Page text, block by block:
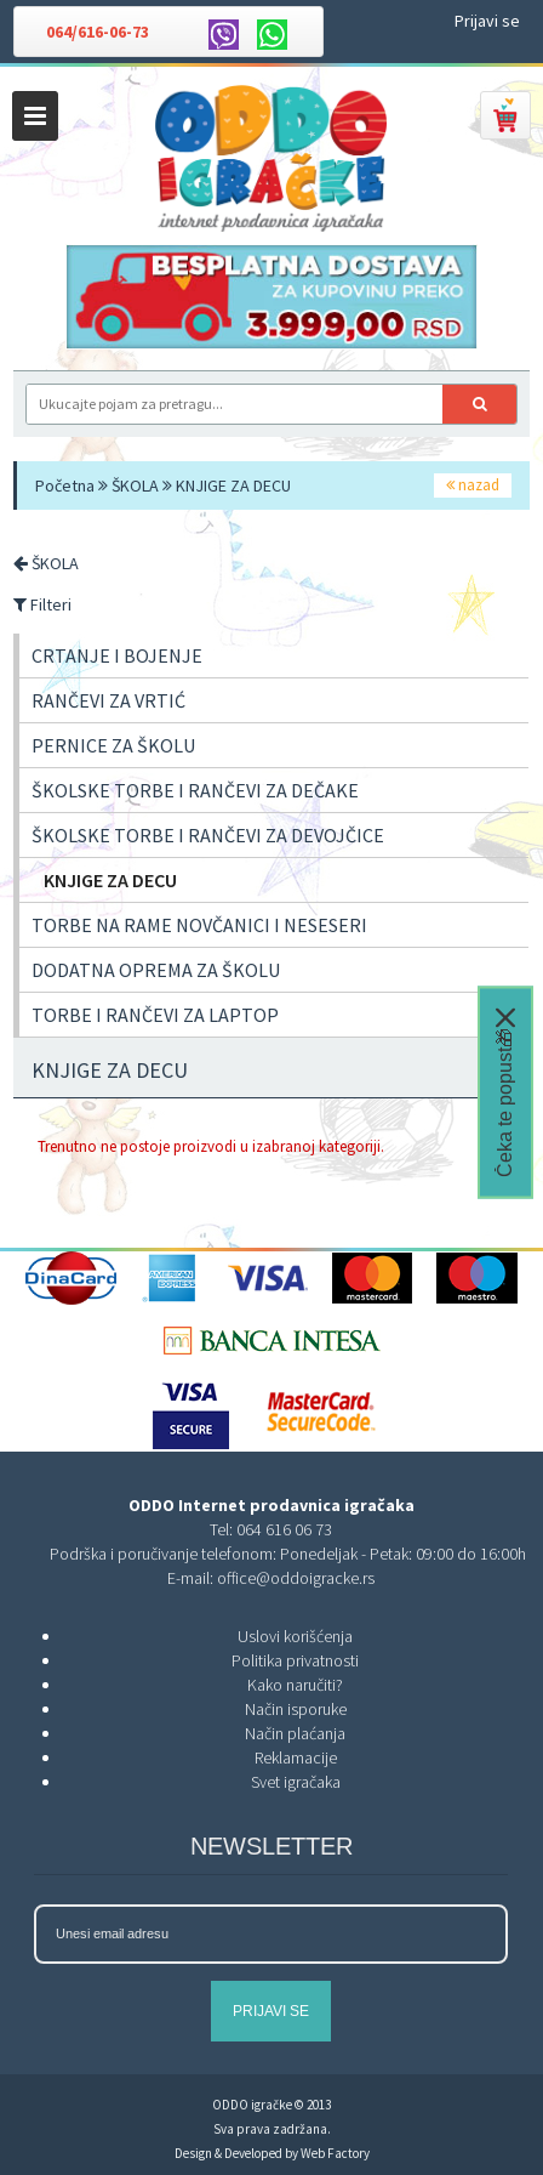
064/616-06-73 Prijavi se
Početna ŠKOLA KNJIGE ZA DECU nazad
ŠKOLA
Filteri
CRTANJE I BOJENJE
RANČEVI ZA VRTIĆ
PERNICE ZA ŠKOLU
ŠKOLSKE TORBE I RANČEVI ZA DEČAKE
ŠKOLSKE TORBE I RANČEVI ZA DEVOJČICE
KNJIGE ZA DECU
TORBE NA RAME NOVČANICI I NESESERI
DODATNA OPREMA ZA ŠKOLU
TORBE I RANČEVI ZA LAPTOP
KNJIGE ZA DECU
Trenutno ne postoje proizvodi u izabranoj kategoriji.
ODDO Internet prodavnica igračaka
Tel: 064 616 06 73
Podrška i poručivanje telefonom: Ponedeljak - Petak: 09:00 do 16:00h
E-mail: office@oddoigracke.rs
Uslovi korišćenja
Politika privatnosti
Kako naručiti?
Način isporuke
Način plaćanja
Reklamacije
Svet igračaka
NEWSLETTER
PRIJAVI SE
ODDO igračke © 2013
Sva prava zadržana.
Design & Developed byWeb Factory
Čeka te popust🎁